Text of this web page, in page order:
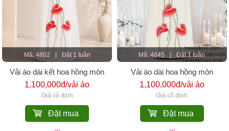
Mã: 4802 | Đặt 1 tuần
Vải áo dài kết hoa hồng môn
1,100,000đ/vải áo
Giá cố định
Đặt mua
Mã: 4645 | Đặt 1 tuần
Vải áo dài hoa hồng môn
1,100,000đ/vải áo
Giá cố định
Đặt mua